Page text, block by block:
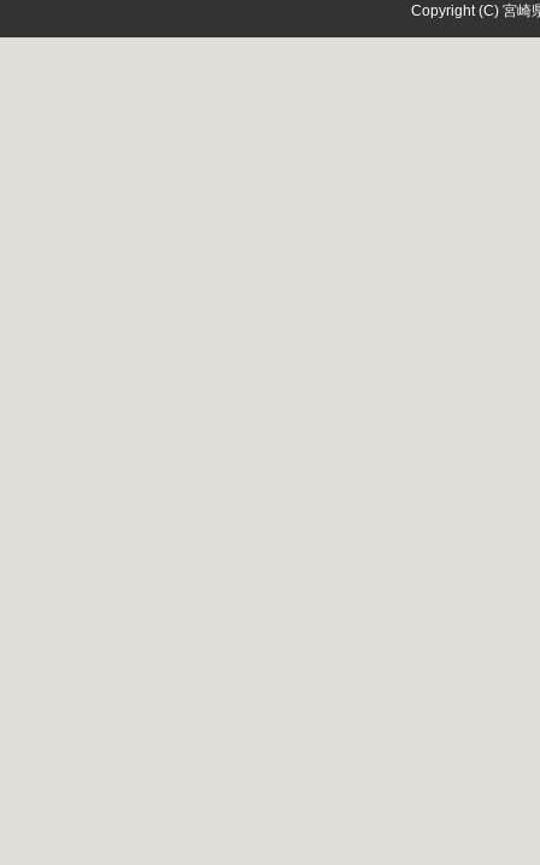
Copyright (C) 宮崎